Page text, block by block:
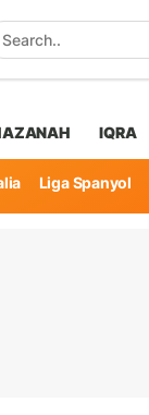
IQRA
Liga Spanyol